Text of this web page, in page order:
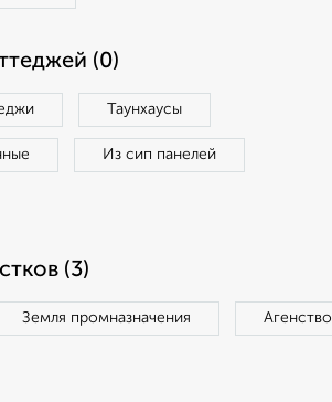
(0)
Таунхаусы
Из сип панелей
(3)
Земля промназначения Агенство